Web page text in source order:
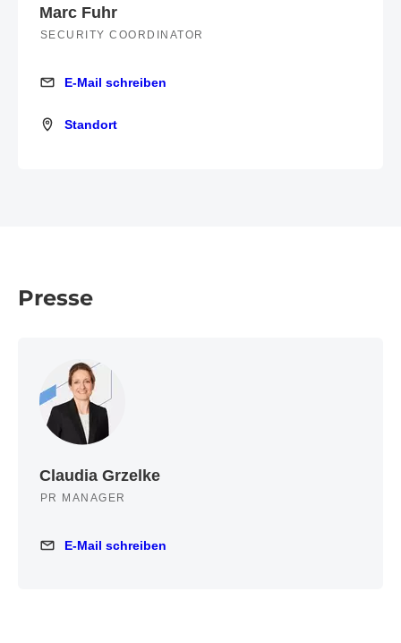
Marc Fuhr
SECURITY COORDINATOR
E-Mail schreiben
E-Mail schreiben
Standort
Standort
Presse
Claudia Grzelke
PR MANAGER
E-Mail schreiben
E-Mail schreiben